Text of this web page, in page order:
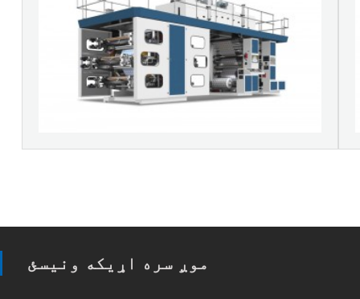
موږ سره اړیکه ونیسئ